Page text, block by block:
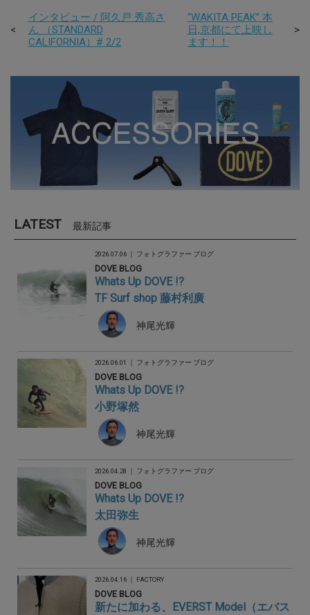
インタビュー / 阿久戸 秀高さ
ん （STANDARD
CALIFORNIA）# 2/2
“WAKITA PEAK” 本
日,京都にて上映し
ます！！
LATEST 最新記事
2026.07.06 ｜ フォトグラファー ブログ
DOVE BLOG
Whats Up DOVE !?
TF Surf shop 藤村利廣
神尾光輝
2026.06.01 ｜ フォトグラファー ブログ
DOVE BLOG
Whats Up DOVE !?
小野塚然
神尾光輝
2026.04.28 ｜ フォトグラファー ブログ
DOVE BLOG
Whats Up DOVE !?
太田弥生
神尾光輝
2026.04.16 ｜ FACTORY
DOVE BLOG
新たに加わる、EVERST Model（エバス